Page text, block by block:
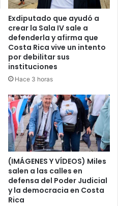
Exdiputado que ayudó a
crear la Sala IV sale a
defenderla y afirma que
Costa Rica vive un intento
por debilitar sus
instituciones
Hace 3 horas
(IMÁGENES Y VÍDEOS) Miles
salen a las calles en
defensa del Poder Judicial
y la democracia en Costa
Rica